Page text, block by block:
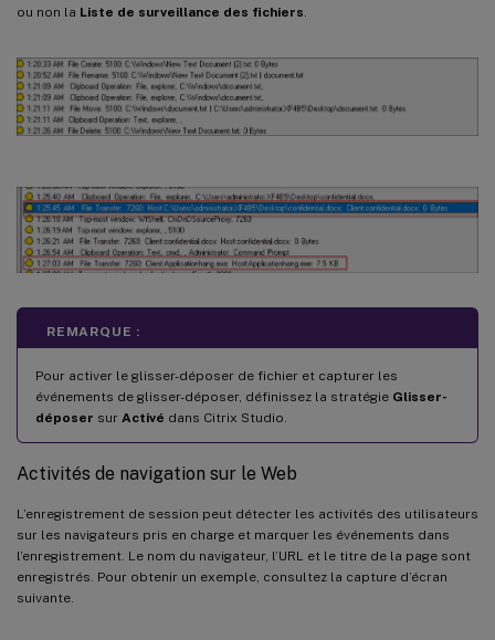
ou non la Liste de surveillance des fichiers.
REMARQUE :
Pour activer le glisser-déposer de fichier et capturer les
événements de glisser-déposer, définissez la stratégie Glisser-
déposer sur Activé dans Citrix Studio.
Activités de navigation sur le Web
L’enregistrement de session peut détecter les activités des utilisateurs
sur les navigateurs pris en charge et marquer les événements dans
l’enregistrement. Le nom du navigateur, l’URL et le titre de la page sont
enregistrés. Pour obtenir un exemple, consultez la capture d’écran
suivante.